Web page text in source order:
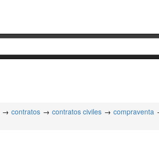
contratos contratos civiles compraventa